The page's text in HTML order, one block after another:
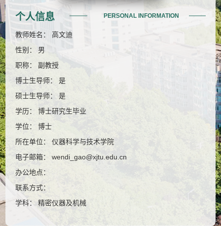
个人信息 PERSONAL INFORMATION
教师姓名： 高文迪
性别： 男
职称： 副教授
博士生导师： 是
硕士生导师： 是
学历： 博士研究生毕业
学位： 博士
所在单位： 仪器科学与技术学院
电子邮箱：wendi_gao@xjtu.edu.cn
办公地点：
联系方式：
学科： 精密仪器及机械